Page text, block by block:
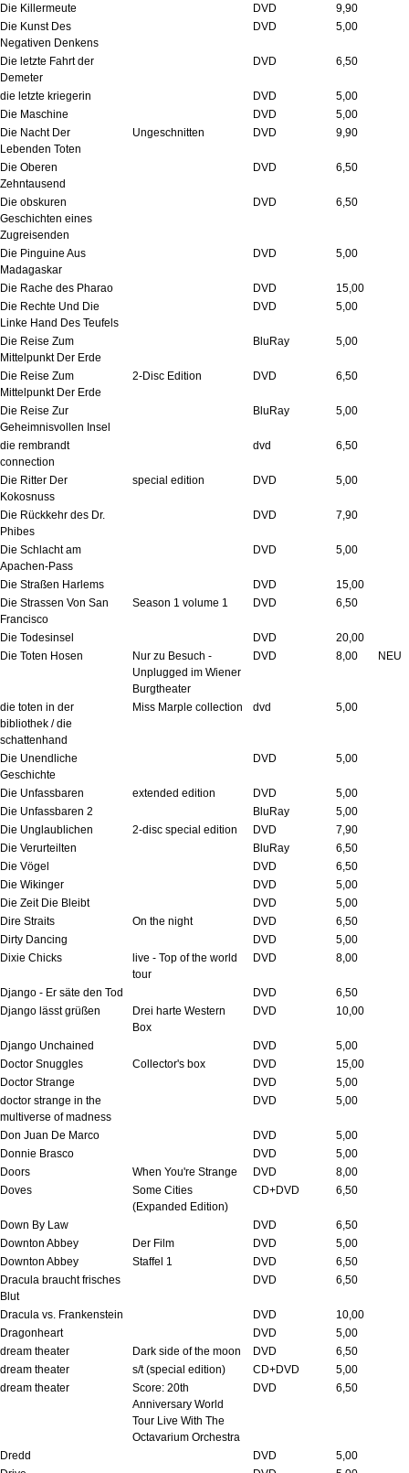
Die Killermeute
DVD
9,90
Die Kunst Des
Negativen Denkens
DVD 5,00
Die letzte Fahrt der
Demeter
DVD 6,50
die letzte kriegerin DVD
5,00
Die Maschine
DVD
5,00
Die Nacht Der
Lebenden Toten
Ungeschnitten DVD 9,90
Die Oberen
Zehntausend
DVD 6,50
Die obskuren
Geschichten eines
Zugreisenden
DVD 6,50
Die Pinguine Aus
Madagaskar
DVD 5,00
Die Rache des Pharao DVD
15,00
Die Rechte Und Die
Linke Hand Des Teufels
DVD 5,00
Die Reise Zum
Mittelpunkt Der Erde
BluRay 5,00
Die Reise Zum
Mittelpunkt Der Erde
2-Disc Edition DVD 6,50
Die Reise Zur
Geheimnisvollen Insel
BluRay 5,00
die rembrandt
connection
dvd 6,50
Die Ritter Der
Kokosnuss
special edition DVD 5,00
Die Rückkehr des Dr.
Phibes
DVD 7,90
Die Schlacht am
Apachen-Pass
DVD 5,00
Die Straßen Harlems DVD
15,00
Die Strassen Von San
Francisco
Season 1 volume 1 DVD 6,50
Die Todesinsel DVD
20,00
Die Toten Hosen
Nur zu Besuch -
Unplugged im Wiener
Burgtheater
DVD 8,00 NEU
die toten in der
bibliothek / die
schattenhand
Miss Marple collection dvd 5,00
Die Unendliche
Geschichte
DVD 5,00
Die Unfassbaren extended edition DVD
5,00
Die Unfassbaren 2
BluRay
5,00
Die Unglaublichen
2-disc special edition DVD
7,90
Die Verurteilten
BluRay
6,50
Die Vögel
DVD
6,50
Die Wikinger
DVD
5,00
Die Zeit Die Bleibt
DVD
5,00
Dire Straits
On the night DVD
6,50
Dirty Dancing
DVD
5,00
Dixie Chicks
live - Top of the world
tour
DVD 8,00
Django - Er säte den Tod DVD
6,50
Django lässt grüßen
Drei harte Western
Box
DVD 10,00
Django Unchained DVD
5,00
Doctor Snuggles
Collector's box DVD
15,00
Doctor Strange
DVD
5,00
doctor strange in the
multiverse of madness
DVD 5,00
Don Juan De Marco DVD
5,00
Donnie Brasco
DVD
5,00
Doors
When You're Strange DVD
8,00
Doves
Some Cities
(Expanded Edition)
CD+DVD 6,50
Down By Law DVD
6,50
Downton Abbey
Der Film DVD
5,00
Downton Abbey
Staffel 1 DVD
6,50
Dracula braucht frisches
Blut
DVD 6,50
Dracula vs. Frankenstein DVD
10,00
Dragonheart
DVD
5,00
dream theater
Dark side of the moon DVD
6,50
dream theater
s/t (special edition) CD+DVD
5,00
dream theater
Score: 20th
Anniversary World
Tour Live With The
Octavarium Orchestra
DVD 6,50
Dredd DVD
5,00